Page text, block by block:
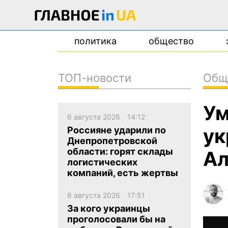
политика общество
ТОП-новости
6 августа 2026 14:12
Россияне ударили по
Днепропетровской
области: горят склады
логистических
компаний, есть жертвы
6 августа 2026 17:51
За кого украинцы
проголосовали бы на